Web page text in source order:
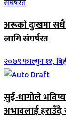
अरूको दुःखमा
लागि संघर्षरत
२०७९ फाल्गुन ११,
सुई-धागोले भविष्य
अभावलाई